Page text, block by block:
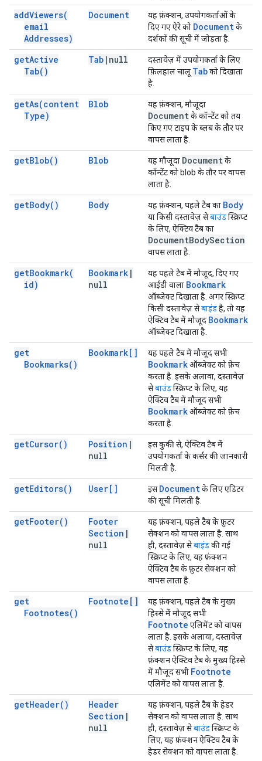
addViewers(
email
Addresses)
Document
यह फ़ंक्शन, उपयोगकर्ताओं के
दिए गए ऐरे को Documentके
दर्शकों की सूची में जोड़ता है.
getActive
Tab( )
Tab | null
दस्तावेज़ में उपयोगकर्ता के लिए
फ़िलहाल चालू Tabको दिखाता
है.
getAs(content
Type)
Blob यह फ़ंक्शन, मौजूदा
Documentके कॉन्टेंट को तय
किए गए टाइप के ब्लब के तौर पर
वापस लाता है.
getBlob( ) Blob यह मौजूदा Documentके
कॉन्टेंट को blob के तौर पर वापस
लाता है.
getBody( ) Body यह फ़ंक्शन, पहले टैब का Body
या किसी दस्तावेज़ सेबाउंडस्क्रिप्ट
के लिए, ऐक्टिव टैब का
DocumentBodySection
वापस लाता है.
getBookmark(
id)
Bookmark |
null
यह पहले टैब में मौजूद, दिए गए
आईडी वाला Bookmark
ऑब्जेक्ट दिखाता है. अगर स्क्रिप्ट
किसी दस्तावेज़ सेबाइंडहै, तो यह
ऐक्टिव टैब में मौजूद Bookmark
ऑब्जेक्ट दिखाता है.
get
Bookmarks( )
Bookmark[] यह पहले टैब में मौजूद सभी
Bookmarkऑब्जेक्ट को फ़ेच
करता है. इसके अलावा, दस्तावेज़
सेबाउंडस्क्रिप्ट के लिए, यह
ऐक्टिव टैब में मौजूद सभी
Bookmarkऑब्जेक्ट को फ़ेच
करता है.
getCursor( ) Position |
null
इस कुकी से, ऐक्टिव टैब में
उपयोगकर्ता के कर्सर की जानकारी
मिलती है.
getEditors( ) User[] इसDocumentके लिए एडिटर
की सूची मिलती है.
getFooter( )
Footer
Section |
null
यह फ़ंक्शन, पहले टैब के फ़ुटर
सेक्शन को वापस लाता है. साथ
ही, दस्तावेज़ सेबाइंडकी गई
स्क्रिप्ट के लिए, यह फ़ंक्शन
ऐक्टिव टैब के फ़ुटर सेक्शन को
वापस लाता है.
get
Footnotes( )
Footnote[]
यह फ़ंक्शन, पहले टैब के मुख्य
हिस्से में मौजूद सभी
Footnote एलिमेंट को वापस
लाता है. इसके अलावा, दस्तावेज़
सेबाउंडस्क्रिप्ट के लिए, यह
फ़ंक्शन ऐक्टिव टैब के मुख्य हिस्से
में मौजूद सभी Footnote
एलिमेंट को वापस लाता है.
getHeader( )
Header
Section |
null
यह फ़ंक्शन, पहले टैब के हेडर
सेक्शन को वापस लाता है. साथ
ही, दस्तावेज़ सेबाउंडस्क्रिप्ट के
लिए, यह फ़ंक्शन ऐक्टिव टैब के
हेडर सेक्शन को वापस लाता है.